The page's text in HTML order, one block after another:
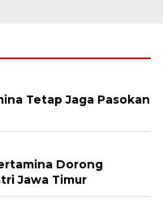
Tetap Jaga Pasokan
Dorong
Jawa Timur